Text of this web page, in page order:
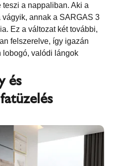
a nappaliban. Aki a
annak a SARGAS 3
Ez a változat két további,
felszerelve, így igazán
lobogó, valódi lángok
és